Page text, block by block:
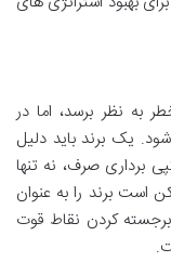
به نظر برسد، اما در
یک برند باید دلیل
برداری صرف، نه تنها
است برند را به عنوان
برجسته کردن نقاط قوت